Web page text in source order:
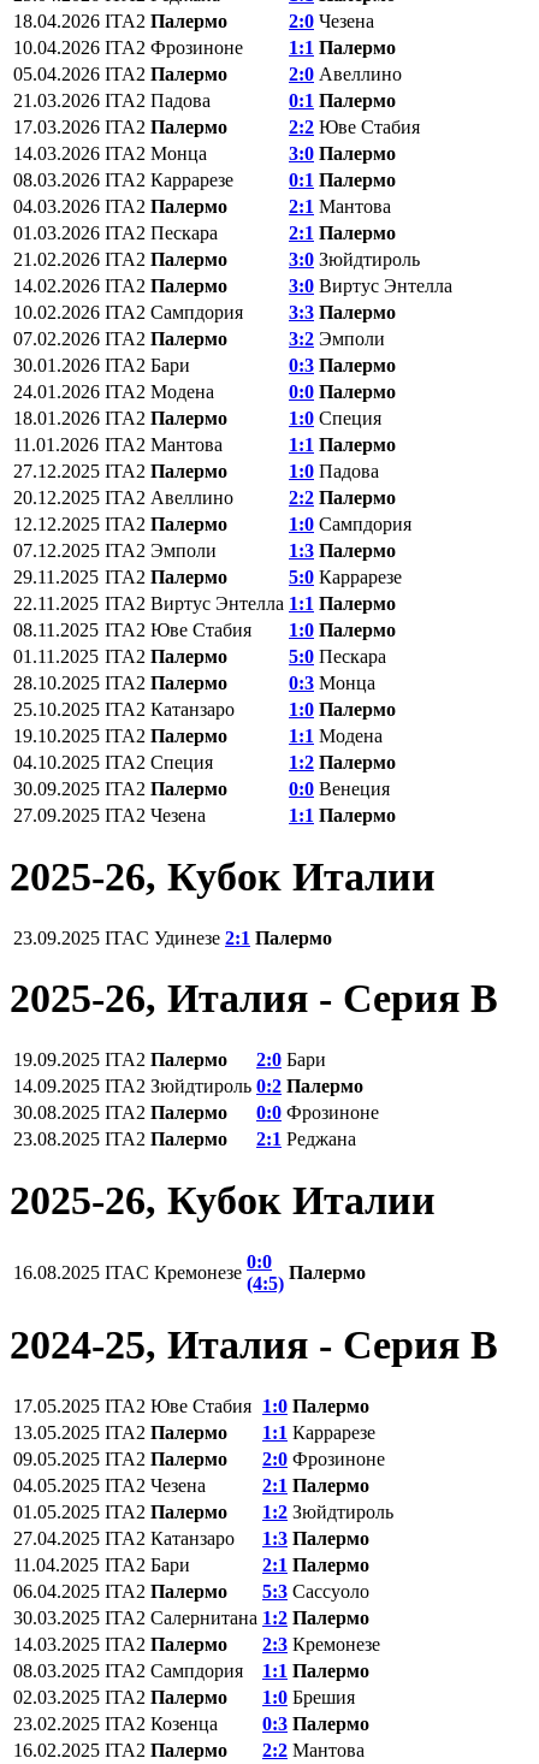
18.04.2026 ITA2 Палермо 2:0 Чезена
10.04.2026 ITA2 Фрозиноне 1:1 Палермо
05.04.2026 ITA2 Палермо 2:0 Авеллино
21.03.2026 ITA2 Падова 0:1 Палермо
17.03.2026 ITA2 Палермо 2:2 Юве Стабия
14.03.2026 ITA2 Монца 3:0 Палермо
08.03.2026 ITA2 Каррарезе 0:1 Палермо
04.03.2026 ITA2 Палермо 2:1 Мантова
01.03.2026 ITA2 Пескара 2:1 Палермо
21.02.2026 ITA2 Палермо 3:0 Зюйдтироль
14.02.2026 ITA2 Палермо 3:0 Виртус Энтелла
10.02.2026 ITA2 Сампдория 3:3 Палермо
07.02.2026 ITA2 Палермо 3:2 Эмполи
30.01.2026 ITA2 Бари 0:3 Палермо
24.01.2026 ITA2 Модена 0:0 Палермо
18.01.2026 ITA2 Палермо 1:0 Специя
11.01.2026 ITA2 Мантова 1:1 Палермо
27.12.2025 ITA2 Палермо 1:0 Падова
20.12.2025 ITA2 Авеллино 2:2 Палермо
12.12.2025 ITA2 Палермо 1:0 Сампдория
07.12.2025 ITA2 Эмполи 1:3 Палермо
29.11.2025 ITA2 Палермо 5:0 Каррарезе
22.11.2025 ITA2 Виртус Энтелла 1:1 Палермо
08.11.2025 ITA2 Юве Стабия 1:0 Палермо
01.11.2025 ITA2 Палермо 5:0 Пескара
28.10.2025 ITA2 Палермо 0:3 Монца
25.10.2025 ITA2 Катанзаро 1:0 Палермо
19.10.2025 ITA2 Палермо 1:1 Модена
04.10.2025 ITA2 Специя 1:2 Палермо
30.09.2025 ITA2 Палермо 0:0 Венеция
27.09.2025 ITA2 Чезена 1:1 Палермо
2025-26, Кубок Италии
23.09.2025 ITAC Удинезе 2:1 Палермо
2025-26, Италия - Серия В
19.09.2025 ITA2 Палермо 2:0 Бари
14.09.2025 ITA2 Зюйдтироль 0:2 Палермо
30.08.2025 ITA2 Палермо 0:0 Фрозиноне
23.08.2025 ITA2 Палермо 2:1 Реджана
2025-26, Кубок Италии
16.08.2025 ITAC Кремонезе
0:0
(4:5)
Палермо
2024-25, Италия - Серия В
17.05.2025 ITA2 Юве Стабия 1:0 Палермо
13.05.2025 ITA2 Палермо 1:1 Каррарезе
09.05.2025 ITA2 Палермо 2:0 Фрозиноне
04.05.2025 ITA2 Чезена 2:1 Палермо
01.05.2025 ITA2 Палермо 1:2 Зюйдтироль
27.04.2025 ITA2 Катанзаро 1:3 Палермо
11.04.2025 ITA2 Бари 2:1 Палермо
06.04.2025 ITA2 Палермо 5:3 Сассуоло
30.03.2025 ITA2 Салернитана 1:2 Палермо
14.03.2025 ITA2 Палермо 2:3 Кремонезе
08.03.2025 ITA2 Сампдория 1:1 Палермо
02.03.2025 ITA2 Палермо 1:0 Брешия
23.02.2025 ITA2 Козенца 0:3 Палермо
16.02.2025 ITA2 Палермо 2:2 Мантова